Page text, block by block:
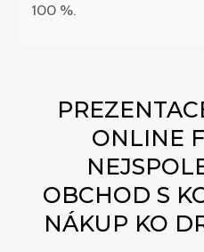
100 %.
ONLINE
OBCHOD S
NÁKUP KO